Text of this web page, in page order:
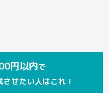
円以内で
せたい人はこれ！